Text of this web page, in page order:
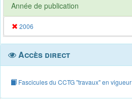
Année de publication
2006
Accès direct
Fascicules du CCTG "travaux" en vigueur